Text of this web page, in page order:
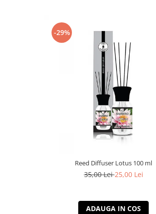
-29%
Reed Diffuser Lotus 100 ml
35,00 Lei25,00 Lei
ADAUGA IN COS